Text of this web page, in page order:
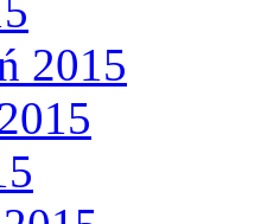
2015